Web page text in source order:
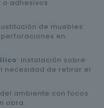
adhesivos
de muebles
en
: Instalación sobre
necesidad de retirar el
ambiente con focos
obra.